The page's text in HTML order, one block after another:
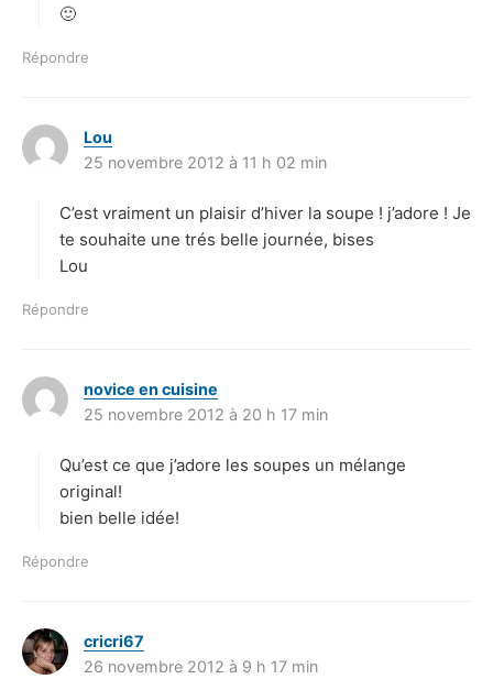
🙂
Répondre
Lou
i
:
25 novembre 2012 à 11 h 02 min
C’est vraiment un plaisir d’hiver la soupe ! j’adore ! Je
te souhaite une trés belle journée, bises
Lou
Répondre
novice en cuisine
i
25 novembre 2012 à 20 h 17 min
Qu’est ce que j’adore les soupes un mélange
original!
bien belle idée!
Répondre
cricri67
i
26 novembre 2012 à 9 h 17 min